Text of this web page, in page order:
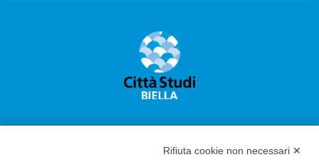
Rifiuta cookie non necessari ✕